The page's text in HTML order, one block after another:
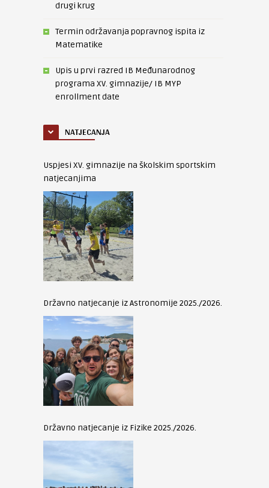
drugi krug
Termin održavanja popravnog ispita iz
Matematike
Upis u prvi razred IB Međunarodnog
programa XV. gimnazije/ IB MYP
enrollment date
NATJECANJA
Uspjesi XV. gimnazije na školskim sportskim
natjecanjima
Državno natjecanje iz Astronomije 2025./2026.
Državno natjecanje iz Fizike 2025./2026.